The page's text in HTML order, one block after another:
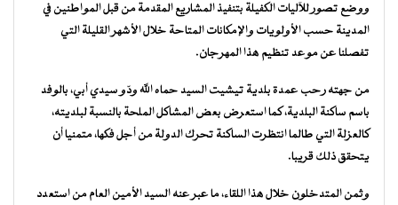
ووضع تصور للآليات الكفيلة بتنفيذ المشاريع المقدمة من قبل المواطنين في
المدينة حسب الأولويات والإمكانات المتاحة خلال الأشهر القليلة التي
تفصلنا عن موعد تنظيم هذا المهرجان.
من جهته رحب عمدة بلدية تيشيت السيد حماه الله ودّو سيدي أبي، بالوفد
باسم ساكنة البلدية، كما استعرض بعض المشاكل الملحة بالنسبة لبلديته،
كالعزلة التي طالما انتظرت الساكنة تحرك الدولة من أجل فكها، متمنيا أن
يتحقق ذلك قريبا.
وثمن المتدخلون خلال هذا اللقاء، ما عبر عنه السيد الأمين العام من استعدد